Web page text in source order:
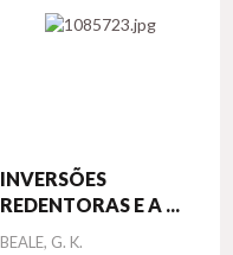
INVERSÕES
REDENTORAS E A ...
Autor
BEALE, G. K.